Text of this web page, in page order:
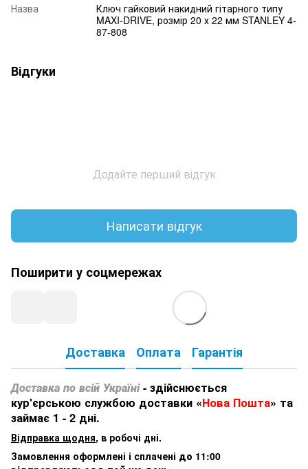
Назва
Ключ гайковий накидний гітарного типу
MAXI-DRIVE, розмір 20 х 22 мм STANLEY 4-
87-808
Відгуки
Додайте перший відгук
Написати відгук
Поширити у соцмережах
Доставка Оплата Гарантія
Доставка по всій Україні - здійснюється
кур'єрською службою доставки «Нова Пошта» та
займає 1 - 2 дні.
Відправка щодня, в робочі дні.
Замовлення оформлені і сплачені до 11:00